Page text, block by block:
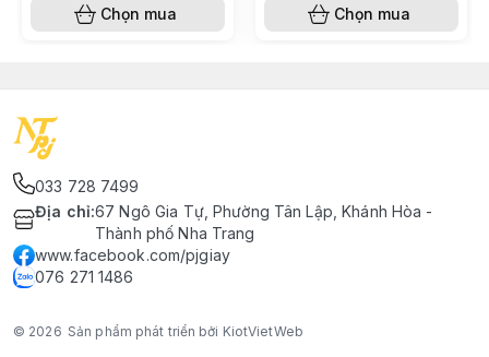
Chọn mua Chọn mua
033 728 7499
Địa chỉ:67 Ngô Gia Tự, Phường Tân Lập, Khánh Hòa -
Thành phố Nha Trang
www.facebook.com/pjgiay
076 271 1486
© 2026 Sản phẩm phát triển bởi KiotVietWeb